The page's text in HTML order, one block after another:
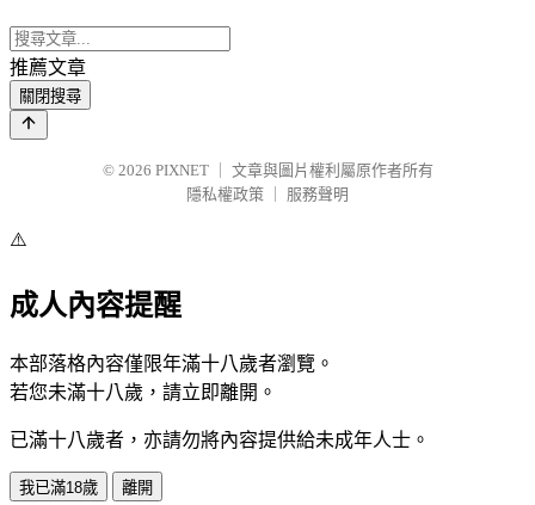
推薦文章
關閉搜尋
© 2026 PIXNET
文章與圖片權利屬原作者所有
隱私權政策
服務聲明
⚠️
成人內容提醒
本部落格內容僅限年滿十八歲者瀏覽。
若您未滿十八歲，請立即離開。
已滿十八歲者，亦請勿將內容提供給未成年人士。
我已滿18歲 離開